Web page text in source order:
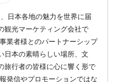
日本各地の魅力を世界に届
観光マーケティング会社で
業者様とのパートナーシップ
日本の素晴らしい場所、文
旅行者の皆様に心に響く形で
発信やプロモーションではな